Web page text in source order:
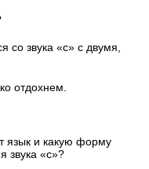
звука «с» с двумя,
отдохнем.
язык и какую форму
звука «с»?